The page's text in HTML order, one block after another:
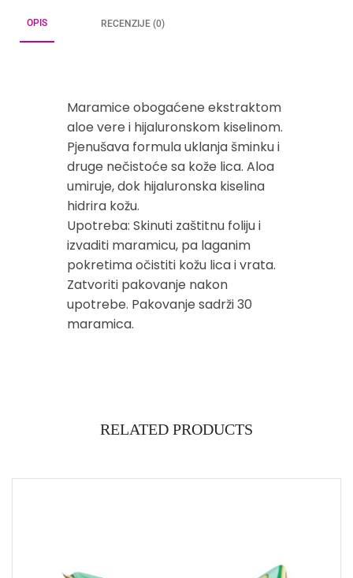
OPIS RECENZIJE (0)
Maramice obogaćene ekstraktom
aloe vere i hijaluronskom kiselinom.
Pjenušava formula uklanja šminku i
druge nečistoće sa kože lica. Aloa
umiruje, dok hijaluronska kiselina
hidrira kožu.
Upotreba: Skinuti zaštitnu foliju i
izvaditi maramicu, pa laganim
pokretima očistiti kožu lica i vrata.
Zatvoriti pakovanje nakon
upotrebe. Pakovanje sadrži 30
maramica.
RELATED PRODUCTS